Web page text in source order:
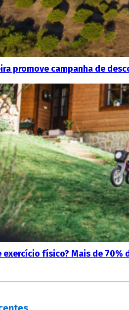
promove campanha de
exercício físico? Mais de